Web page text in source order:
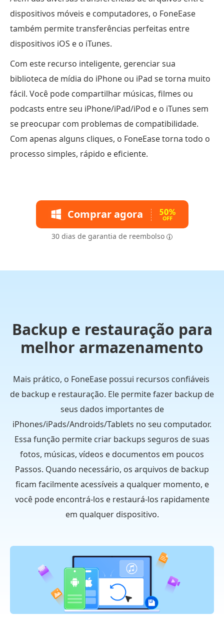
dispositivos móveis e computadores, o FoneEase
também permite transferências perfeitas entre
dispositivos iOS e o iTunes.
Com este recurso inteligente, gerenciar sua
biblioteca de mídia do iPhone ou iPad se torna muito
fácil. Você pode compartilhar músicas, filmes ou
podcasts entre seu iPhone/iPad/iPod e o iTunes sem
se preocupar com problemas de compatibilidade.
Com apenas alguns cliques, o FoneEase torna todo o
processo simples, rápido e eficiente.
Comprar agora
30 dias de garantia de reembolso
Backup e restauração para
melhor armazenamento
Mais prático, o FoneEase possui recursos confiáveis ​​
de backup e restauração. Ele permite fazer backup de
seus dados importantes de
iPhones/iPads/Androids/Tablets no seu computador.
Essa função permite criar backups seguros de suas
fotos, músicas, vídeos e documentos em poucos
Passos. Quando necessário, os arquivos de backup
ficam facilmente acessíveis a qualquer momento, e
você pode encontrá-los e restaurá-los rapidamente
em qualquer dispositivo.